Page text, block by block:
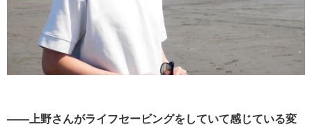
――上野さんがライフセービングをしていて感じている変